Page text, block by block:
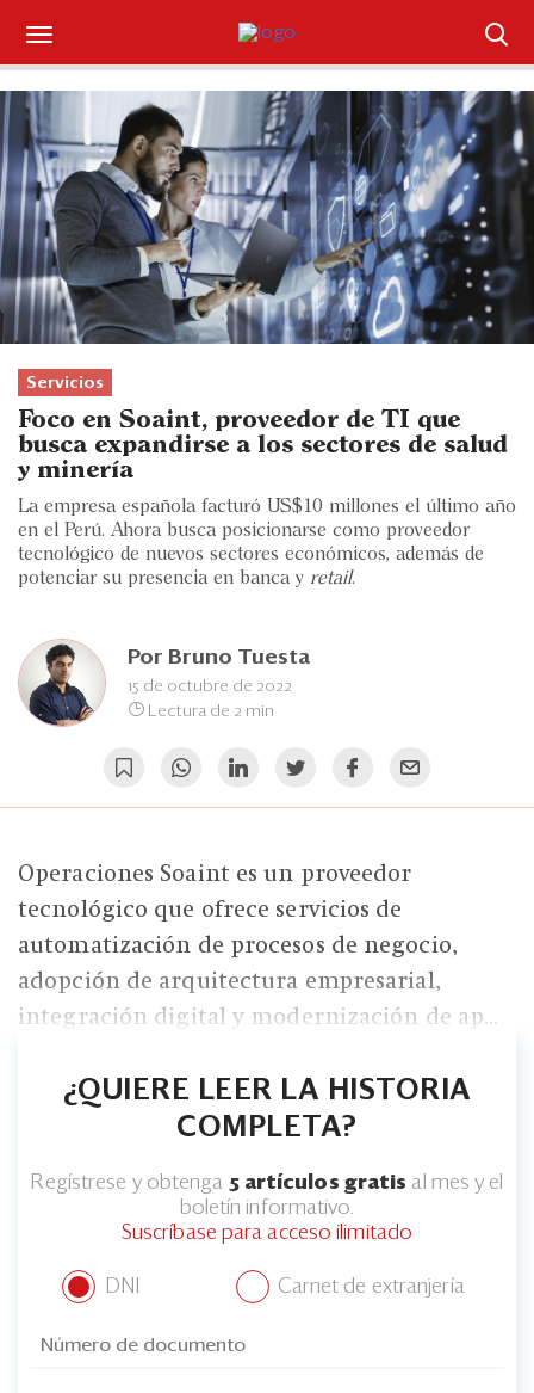
Suscríbase
Iniciar sesión
Portada
¿Qué está pasando?
Sectores y Empresas
Management
Economía y Finanzas
Legal y Política
Eventos
Blogs
Ranking CEO
Edición Impresa
Servicios
Foco en Soaint, proveedor de TI que
busca expandirse a los sectores de salud
y minería
La empresa española facturó US$10 millones el último año
en el Perú. Ahora busca posicionarse como proveedor
tecnológico de nuevos sectores económicos, además de
potenciar su presencia en banca y retail.
Por Bruno Tuesta
15 de octubre de 2022
Lectura de 2 min
Operaciones Soaint es un proveedor
tecnológico que ofrece servicios de
automatización de procesos de negocio,
adopción de arquitectura empresarial,
integración digital y modernización de ap...
¿QUIERE LEER LA HISTORIA
COMPLETA?
Regístrese y obtenga 5 artículos gratis al mes y el
boletín informativo.
Suscríbase para acceso ilimitado
DNI Carnet de extranjería